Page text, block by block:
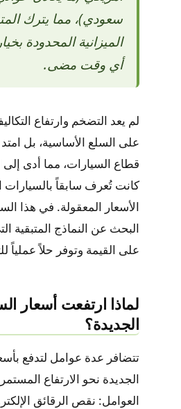
سعودي)، مما يترك
الميزانية المحدودة
أي وقت مضى.
لم يعد التضخم وارتفاع
على السلع الأساسية، بل
قطاع السيارات، مما أدى إلى
كانت تُعرف سابقاً بالسيارات
الأسعار المعقولة. في هذا
البحث عن النماذج المتبقية
على القيمة وتوفر حلاً عملياً
لماذا ارتفعت أسعار
الجديدة؟
تتضافر عدة عوامل لتدفع
الجديدة نحو الارتفاع
العوامل: نقص الرقائق